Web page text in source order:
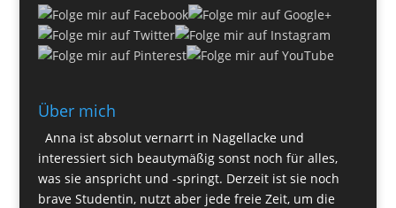
Über mich
Anna ist absolut vernarrt in Nagellacke und
interessiert sich beautymäßig sonst noch für alles,
was sie anspricht und -springt. Derzeit ist sie noch
brave Studentin, nutzt aber jede freie Zeit, um die